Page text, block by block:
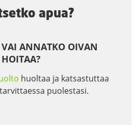
apua?
VAI ANNATKO OIVAN
HOITAA?
huoltaa ja katsastuttaa
puolestasi.